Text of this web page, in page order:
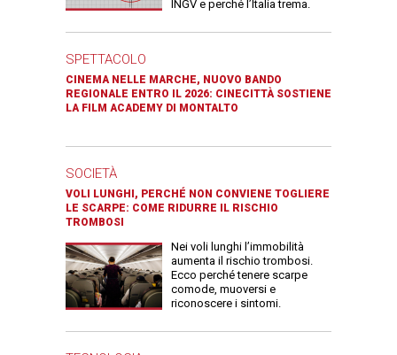
INGV e perché l’Italia trema.
SPETTACOLO
CINEMA NELLE MARCHE, NUOVO BANDO
REGIONALE ENTRO IL 2026: CINECITTÀ SOSTIENE
LA FILM ACADEMY DI MONTALTO
SOCIETÀ
VOLI LUNGHI, PERCHÉ NON CONVIENE TOGLIERE
LE SCARPE: COME RIDURRE IL RISCHIO
TROMBOSI
Nei voli lunghi l’immobilità
aumenta il rischio trombosi.
Ecco perché tenere scarpe
comode, muoversi e
riconoscere i sintomi.